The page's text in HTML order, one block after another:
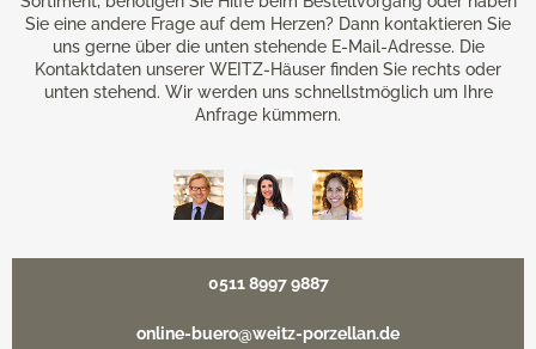
Sie eine andere Frage auf dem Herzen? Dann kontaktieren Sie
uns gerne über die unten stehende E-Mail-Adresse. Die
Kontaktdaten unserer WEITZ-Häuser finden Sie rechts oder
unten stehend. Wir werden uns schnellstmöglich um Ihre
Anfrage kümmern.
0511 8997 9887
online-buero@weitz-porzellan.de